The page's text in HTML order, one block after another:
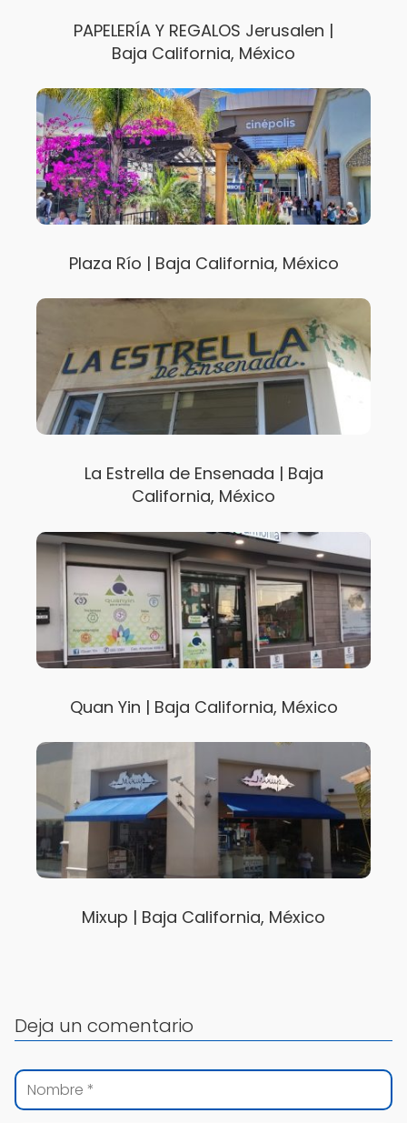
PAPELERÍA Y REGALOS Jerusalen |
Baja California, México
Plaza Río | Baja California, México
La Estrella de Ensenada | Baja
California, México
Quan Yin | Baja California, México
Mixup | Baja California, México
Deja un comentario